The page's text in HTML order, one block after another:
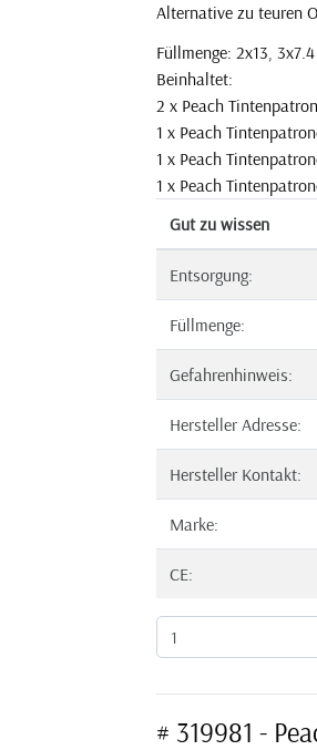
Alternative zu teuren
Füllmenge: 2x13,
Beinhaltet:
2 x Peach
1 x Peach
1 x Peach
1 x Peach
Gut zu wissen
Entsorgung:
Füllmenge:
Gefahrenhinweis:
Hersteller Adresse:
Hersteller Kontakt:
Marke:
CE:
# 319981 -